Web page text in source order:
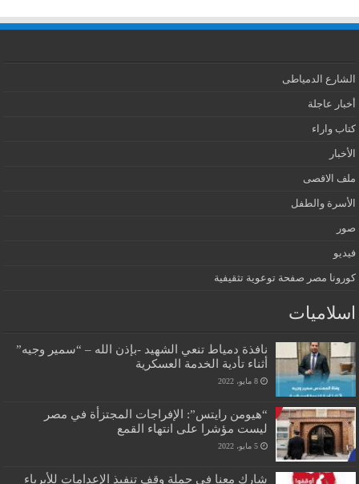
الشارع الدمياطى
أخبار عاجلة
كتاب واراء
الأخبار
ملف الاقصى
الأسرة والطفل
صور
فيديو
كورونا مصر صفحة توعوية تثقيفية
اسلاميات
نافذة دمياط تنعي الشهيد -بإذن الله – “سمير وجيه”
أثناء تأدية الخدمة العسكرية
8 مايو، 2022
“هيومن رايتس”: الإفراجات المجتزأة في مصر
ليست مؤشرا على انتهاء القمع
5 مايو، 2022
شارك معنا في حملة وقف تنفيذ الإعدامات للأبرياء